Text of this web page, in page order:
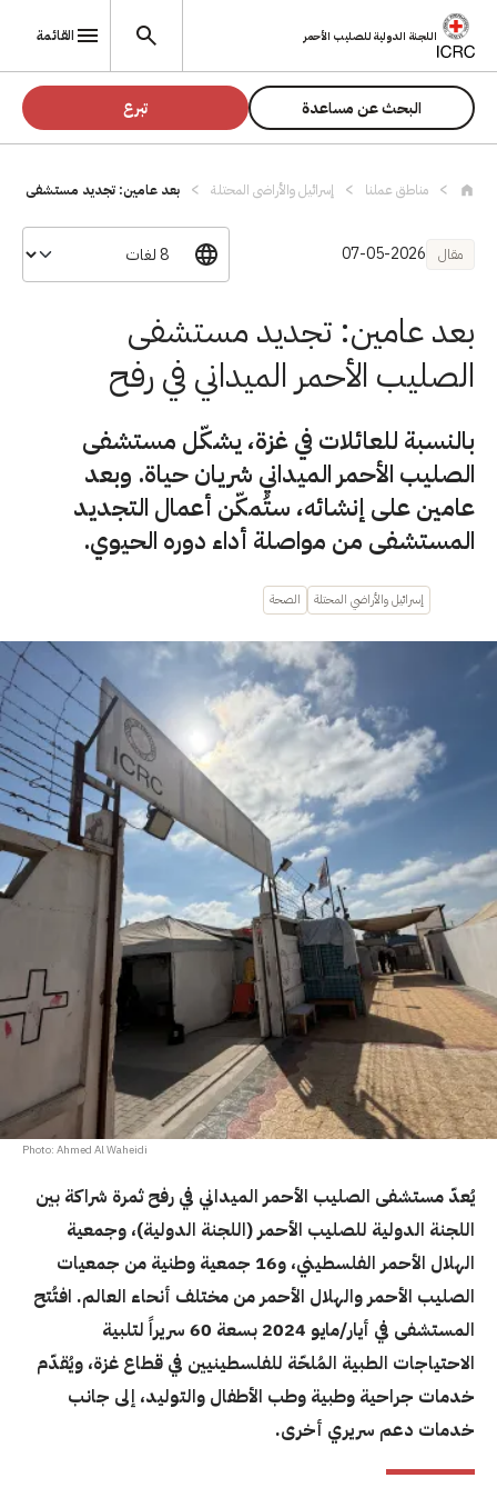
تجاوز إلى المحتوى الرئيسي
اللجنة الدولية للصليب الأحمر القائمة
البحث عن مساعدة تبرع
مناطق عملنا إسرائيل والأراضي المحتلة بعد عامين: تجديد مستشفى
مقال 07-05-2026
بعد عامين: تجديد مستشفى
الصليب الأحمر الميداني في رفح
بالنسبة للعائلات في غزة، يشكّل مستشفى
الصليب الأحمر الميداني شريان حياة. وبعد
عامين على إنشائه، ستُمكّن أعمال التجديد
المستشفى من مواصلة أداء دوره الحيوي.
إسرائيل والأراضي المحتلة الصحة
Photo: Ahmed Al Waheidi
يُعدّ مستشفى الصليب الأحمر الميداني في رفح ثمرة شراكة بين
اللجنة الدولية للصليب الأحمر (اللجنة الدولية)، وجمعية
الهلال الأحمر الفلسطيني، و16 جمعية وطنية من جمعيات
الصليب الأحمر والهلال الأحمر من مختلف أنحاء العالم. افتُتح
المستشفى في أيار/مايو 2024 بسعة 60 سريراً لتلبية
الاحتياجات الطبية المُلحّة للفلسطينيين في قطاع غزة، ويُقدّم
خدمات جراحية وطبية وطب الأطفال والتوليد، إلى جانب
خدمات دعم سريري أخرى.